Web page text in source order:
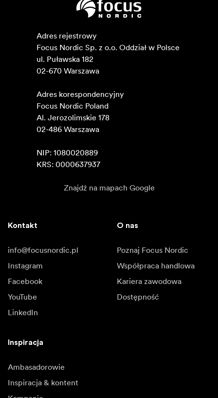
Adres rejestrowy
Focus Nordic Sp. z o.o. Oddział w Polsce
ul. Puławska 182
02-670 Warszawa
Adres korespondencyjny
Focus Nordic Poland
Al. Jerozolimskie 178
02-486 Warszawa
NIP: 1080020889
KRS: 0000637937
Znajdź na mapach Google
Kontakt
info@focusnordic.pl
Instagram
Facebook
YouTube
LinkedIn
O nas
Poznaj Focus Nordic
Współpraca handlowa
Kariera zawodowa
Dostępność
Inspiracja
Ambasadorowie
Inspiracja & kontent